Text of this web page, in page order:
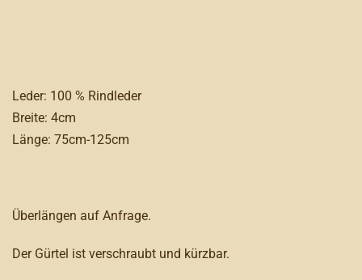
Leder: 100 % Rindleder
Breite: 4cm
Länge: 75cm-125cm
Überlängen auf Anfrage.
Der Gürtel ist verschraubt und kürzbar.